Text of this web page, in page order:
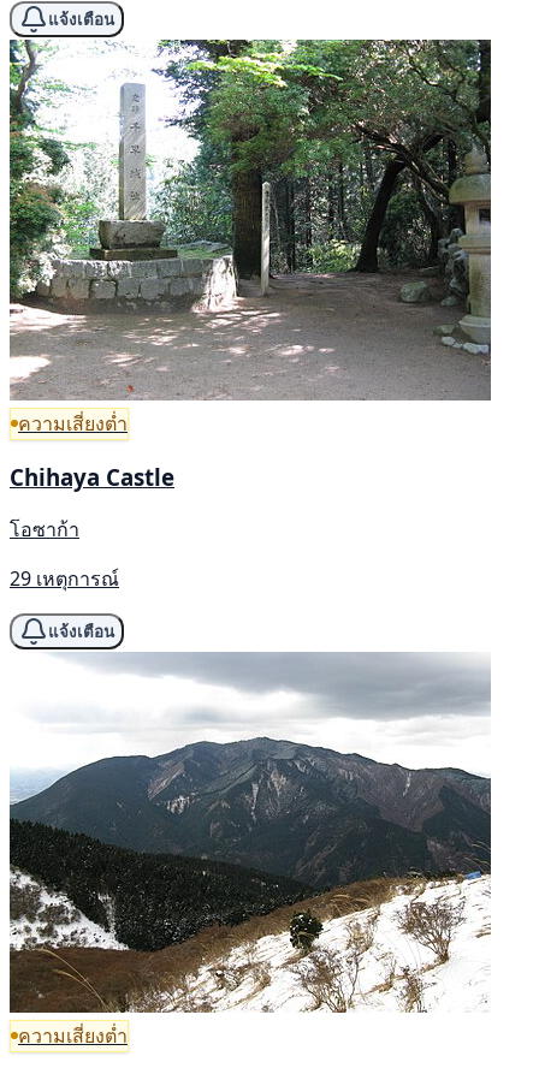
แจ้งเตือน
ความเสี่ยงต่ำ
Chihaya Castle
โอซาก้า
29 เหตุการณ์
แจ้งเตือน
ความเสี่ยงต่ำ